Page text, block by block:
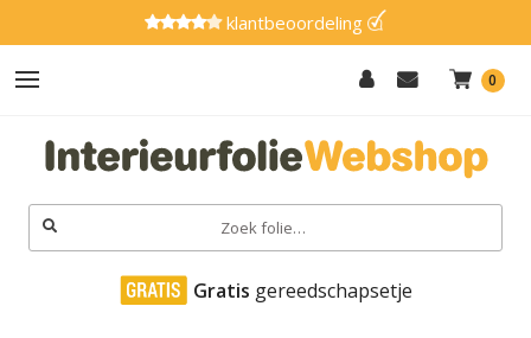
klantbeoordeling
0
Zoeken
naar:
Hout
Effen
Marmer
Gratis gereedschapsetje